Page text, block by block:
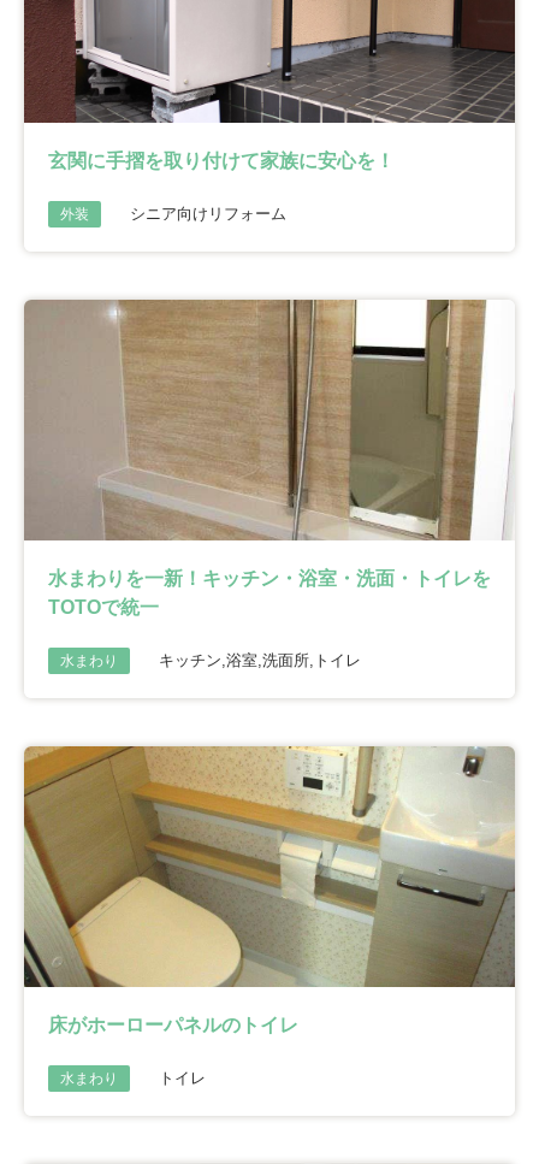
玄関に手摺を取り付けて家族に安心を！
外装 シニア向けリフォーム
水まわりを一新！キッチン・浴室・洗面・トイレを
TOTOで統一
水まわり キッチン,浴室,洗面所,トイレ
床がホーローパネルのトイレ
水まわり トイレ